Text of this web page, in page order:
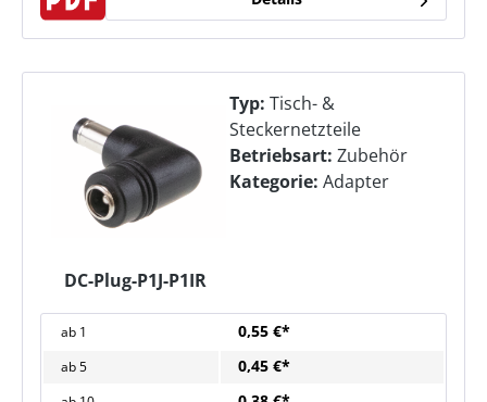
DC-Plug-P1J-P1IR
Typ: Tisch- &
Steckernetzteile
Betriebsart: Zubehör
Kategorie: Adapter
ab 1 0,55 €*
ab5 0,45 €*